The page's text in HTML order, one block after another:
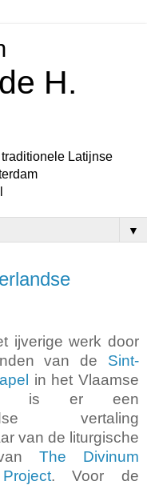
H.
Latijnse
▼
ijverige werk door
van de Sint-
in het Vlaamse
As is er een
vertaling
van de liturgische
The Divinum
. Voor de